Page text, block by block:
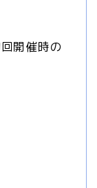
開催時の